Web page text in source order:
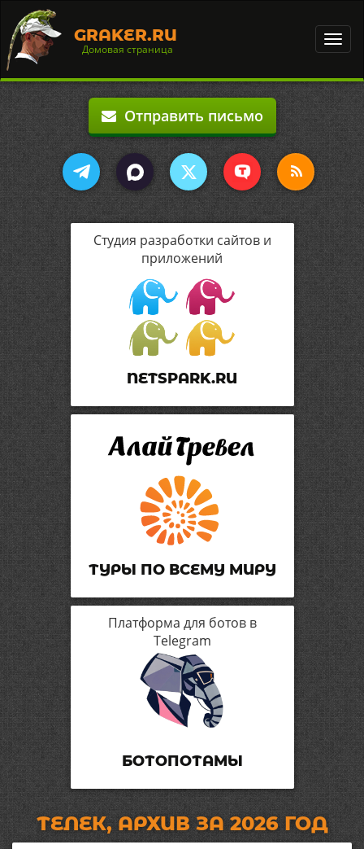
GRAKER.RU
Домовая страница
Отправить письмо
Студия разработки сайтов и
приложений
NETSPARK.RU
ТУРЫ ПО ВСЕМУ МИРУ
Платформа для ботов в
Telegram
БОТОПОТАМЫ
ТЕЛЕК, АРХИВ ЗА 2026 ГОД